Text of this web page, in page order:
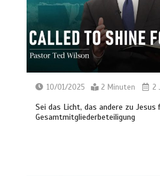
10/01/2025 2 Minuten 2
Sei das Licht, das andere zu
Gesamtmitgliederbeteiligung